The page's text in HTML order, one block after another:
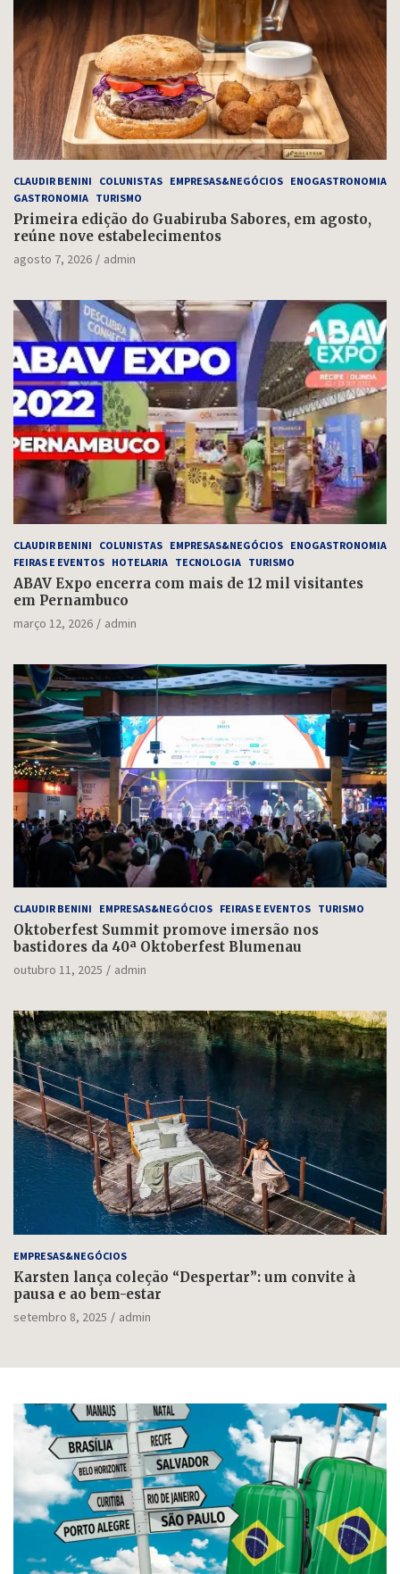
CLAUDIR BENINI COLUNISTAS EMPRESAS&NEGÓCIOS ENOGASTRONOMIA
GASTRONOMIA TURISMO
Primeira edição do Guabiruba Sabores, em agosto,
reúne nove estabelecimentos
agosto 7, 2026 admin
CLAUDIR BENINI COLUNISTAS EMPRESAS&NEGÓCIOS ENOGASTRONOMIA
FEIRAS E EVENTOS HOTELARIA TECNOLOGIA TURISMO
ABAV Expo encerra com mais de 12 mil visitantes
em Pernambuco
março 12, 2026 admin
CLAUDIR BENINI EMPRESAS&NEGÓCIOS FEIRAS E EVENTOS TURISMO
Oktoberfest Summit promove imersão nos
bastidores da 40ª Oktoberfest Blumenau
outubro 11, 2025 admin
EMPRESAS&NEGÓCIOS
Karsten lança coleção “Despertar”: um convite à
pausa e ao bem-estar
setembro 8, 2025 admin